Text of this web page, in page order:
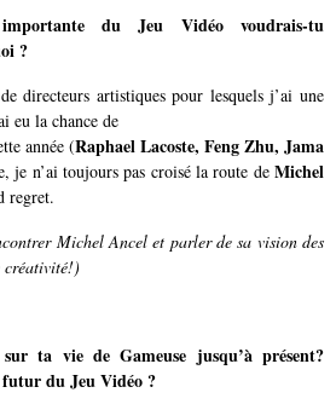
du Jeu Vidéo voudrais-tu
?
directeurs artistiques pour lesquels j’ai une
eu la chance de
année (Raphael Lacoste, Feng Zhu, Jama
je n’ai toujours pas croisé la route de Michel
regret.
Michel Ancel et parler de sa vision des
créativité!)
ta vie de Gameuse jusqu’à présent?
du Jeu Vidéo ?